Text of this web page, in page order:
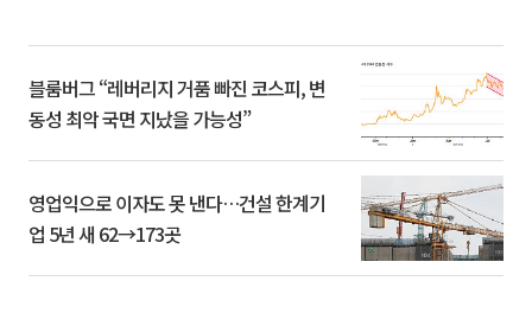
블룸버그 “레버리지 거품 빠진 코스피, 변
동성 최악 국면 지났을 가능성”
영업익으로 이자도 못 낸다…건설 한계기
업 5년 새 62→173곳